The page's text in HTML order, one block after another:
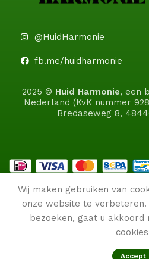
@HuidHarmonie
fb.me/huidharmonie
2025 © Huid Harmonie, een
Nederland (KvK nummer
Bredaseweg 8,
Wij maken gebruiken van
onze website te
bezoeken, gaat u akkoord
Accept